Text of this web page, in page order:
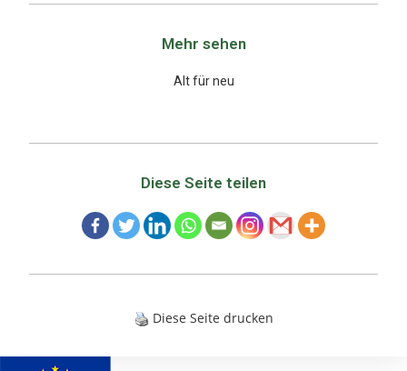
Mehr sehen
Alt für neu
Diese Seite teilen
Diese Seite drucken